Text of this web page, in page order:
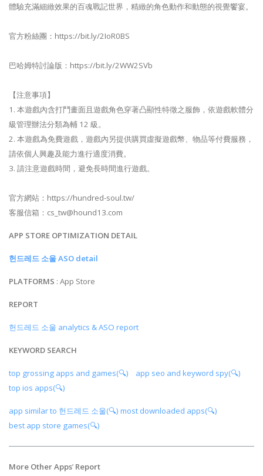
體驗充滿細緻效果的百魂戰記世界，精緻的角色動作和動態的視覺饗宴。
官方粉絲團：https://bit.ly/2IoR0BS
巴哈姆特討論版：https://bit.ly/2WW2SVb
【注意事項】
1. 本遊戲內含打鬥畫面且遊戲角色穿著凸顯性特徵之服飾，依遊戲軟體分
級管理辦法分類為輔 12 級。
2. 本遊戲為免費遊戲，遊戲內另提供購買虛擬遊戲幣、物品等付費服務，
請依個人興趣及能力進行適度消費。
3. 請注意遊戲時間，避免長時間進行遊戲。
官方網站：https://hundred-soul.tw/
客服信箱： cs_tw@hound13.com
APP STORE OPTIMIZATION DETAIL
헌드레드 소울 ASO detail
PLATFORMS : App Store
REPORT
헌드레드 소울 analytics & ASO report
KEYWORD SEARCH
top grossing apps and games(🔍)
app seo and keyword spy(🔍)
top ios apps(🔍)
app similar to 헌드레드 소울(🔍) most downloaded apps(🔍)
best app store games(🔍)
More Other Apps’ Report